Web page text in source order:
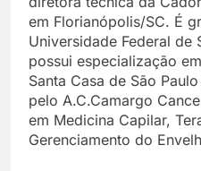
em Florianópolis/SC. É
Universidade Federal de
possui especialização
Santa Casa de São
pelo A.C.Camargo
em Medicina Capilar,
Gerenciamento do